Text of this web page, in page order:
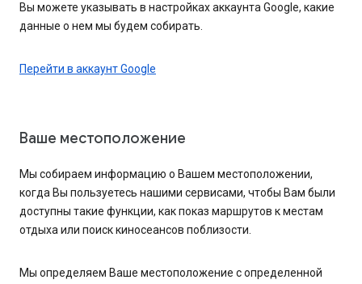
Вы можете указывать в настройках аккаунта Google, какие
данные о нем мы будем собирать.
Перейти в аккаунт Google
Ваше местоположение
Мы собираем информацию о Вашем местоположении,
когда Вы пользуетесь нашими сервисами, чтобы Вам были
доступны такие функции, как показ маршрутов к местам
отдыха или поиск киносеансов поблизости.
Мы определяем Ваше местоположение с определенной